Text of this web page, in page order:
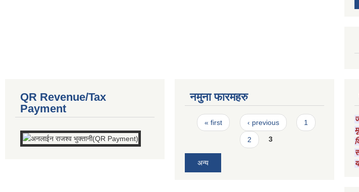
QR Revenue/Tax
Payment
नमुना फारमहरु
Pages
« first ‹ previous 1
2 3
अन्य